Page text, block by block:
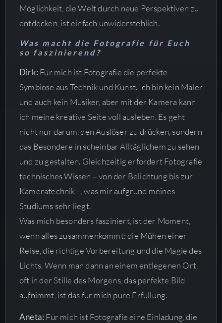
Möglichkeit, die Welt durch neue Perspektiven zu
entdecken, ist einfach unwiderstehlich.
Was macht die Fotografie für Euch
so faszinierend?
Dirk: Für mich ist Fotografie die perfekte
Symbiose aus Technik und Kunst. Ich bin kein Maler
und auch kein Musiker, aber mit der Kamera kann
ich meine kreative Seite voll ausleben. Es geht
nicht nur darum, den Auslöser zu drücken, sondern
das Besondere in scheinbar Alltäglichem zu sehen
und zu gestalten. Gleichzeitig erfordert Fotografie
technisches Wissen – von der Belichtung bis zur
Kameratechnik –, was mir aufgrund meines
Studiums sehr liegt.
Was mich besonders fasziniert, ist der Moment,
wenn alles zusammenkommt: die Mühen einer
Reise, die richtige Vorbereitung und die Magie des
Lichts. Wenn man dann an einem entlegenen Ort,
oft in der Stille des Morgens, das perfekte Bild
aufnimmt, ist das für mich pure Erfüllung.
Aneta: Für mich ist Fotografie eine Einladung, die